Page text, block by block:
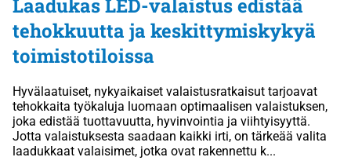
Laadukas LED-valaistus edistää
tehokkuutta ja keskittymiskykyä
toimistotiloissa
Hyvälaatuiset, nykyaikaiset valaistusratkaisut tarjoavat
tehokkaita työkaluja luomaan optimaalisen valaistuksen,
joka edistää tuottavuutta, hyvinvointia ja viihtyisyyttä.
Jotta valaistuksesta saadaan kaikki irti, on tärkeää valita
laadukkaat valaisimet, jotka ovat rakennettu k...